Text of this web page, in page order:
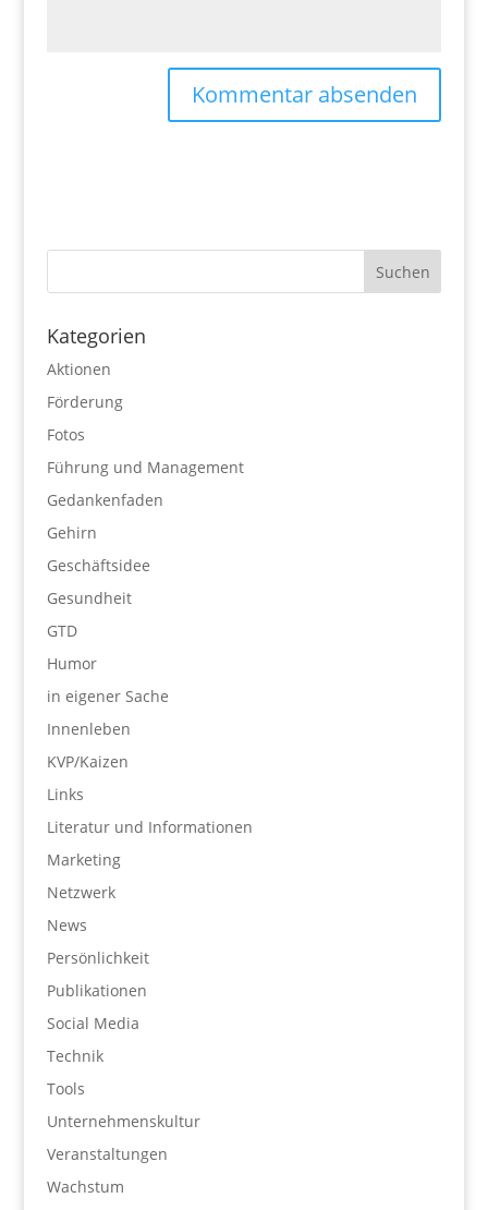
Kategorien
Aktionen
Förderung
Fotos
Führung und Management
Gedankenfaden
Gehirn
Geschäftsidee
Gesundheit
GTD
Humor
in eigener Sache
Innenleben
KVP/Kaizen
Links
Literatur und Informationen
Marketing
Netzwerk
News
Persönlichkeit
Publikationen
Social Media
Technik
Tools
Unternehmenskultur
Veranstaltungen
Wachstum